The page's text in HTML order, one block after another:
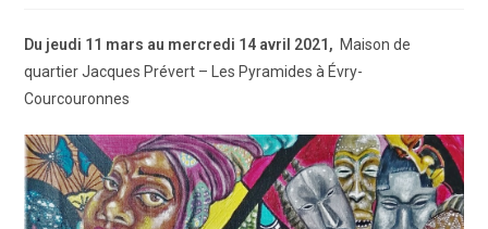
Du jeudi 11 mars au mercredi 14 avril 2021, Maison de
quartier Jacques Prévert – Les Pyramides à Évry-
Courcouronnes